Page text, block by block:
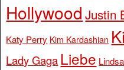
Hollywood Justin
Katy Perry Kim Kardashian
Lady Gaga Liebe